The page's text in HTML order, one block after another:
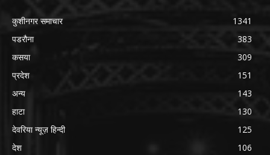
कुशीनगर समाचार
1341
पडरौना
383
कसया
309
प्रदेश
151
अन्य
143
हाटा
130
देवरिया न्यूज़ हिन्दी
125
देश
106